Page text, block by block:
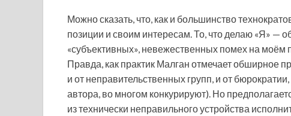
Можно сказать, что, как и большинство
позиции и своим интересам. То, что делаю «Я» —
«субъективных», невежественных помех на
Правда, как практик Малган отмечает обширное
и от неправительственных групп, и от
автора, во многом конкурируют). Но
из технически неправильного устройства